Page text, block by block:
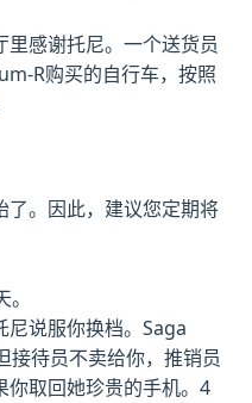
感谢托尼。一个送货员
R购买的自行车，按照
了。因此，建议您定期将
尼说服你换档。Saga
待员不卖给你，推销员
你取回她珍贵的手机。4